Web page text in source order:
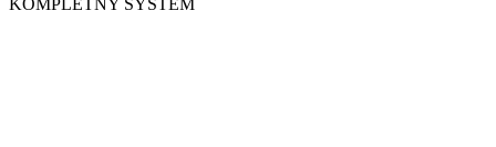
KOMPLETNY SYSTEM